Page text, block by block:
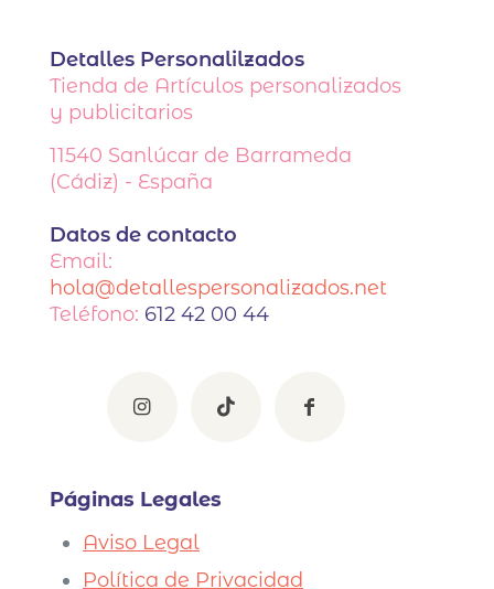
Detalles Personalilzados
Tienda de Artículos personalizados
y publicitarios
11540 Sanlúcar de Barrameda
(Cádiz) - España
Datos de contacto
Email:
hola@detallespersonalizados.net
Teléfono: 612 42 00 44
Páginas Legales
Aviso Legal
Política de Privacidad